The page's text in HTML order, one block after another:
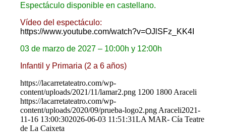
Espectáculo disponible en castellano.
Vídeo del espectáculo:
https://www.youtube.com/watch?v=OJlSFz_KK4I
03 de marzo de 2027 – 10:00h y 12:00h
Infantil y Primaria (2 a 6 años)
https://lacarretateatro.com/wp-
content/uploads/2021/11/lamar2.png 1200 1800 Araceli
https://lacarretateatro.com/wp-
content/uploads/2020/09/prueba-logo2.png Araceli2021-
11-16 13:00:302026-06-03 11:51:31LA MAR- Cía Teatre
de La Caixeta